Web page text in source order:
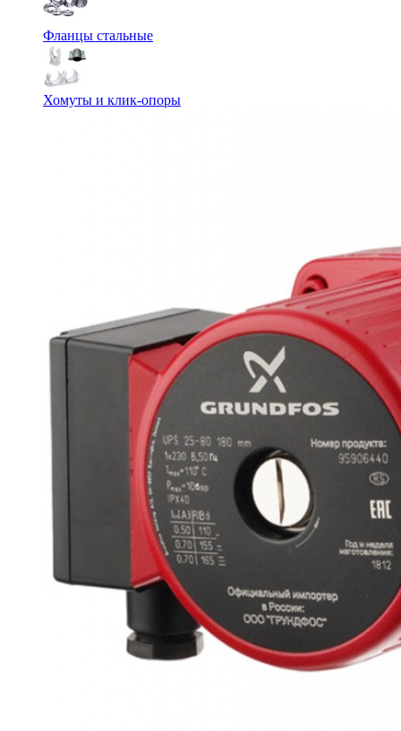
Фланцы стальные
Хомуты и клик-опоры